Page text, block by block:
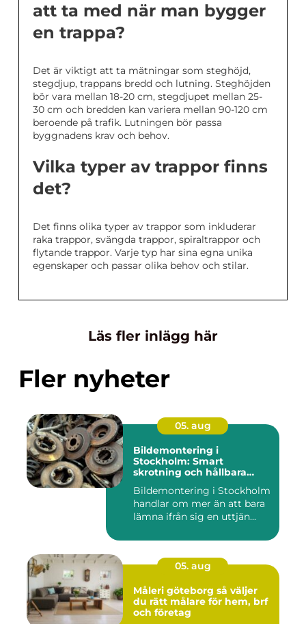
att ta med när man bygger
en trappa?
Det är viktigt att ta mätningar som steghöjd,
stegdjup, trappans bredd och lutning. Steghöjden
bör vara mellan 18-20 cm, stegdjupet mellan 25-
30 cm och bredden kan variera mellan 90-120 cm
beroende på trafik. Lutningen bör passa
byggnadens krav och behov.
Vilka typer av trappor finns
det?
Det finns olika typer av trappor som inkluderar
raka trappor, svängda trappor, spiraltrappor och
flytande trappor. Varje typ har sina egna unika
egenskaper och passar olika behov och stilar.
Läs fler inlägg här
Fler nyheter
05. aug
Bildemontering i
Stockholm: Smart
skrotning och hållbara
Bildemontering i Stockholm
handlar om mer än att bara
lämna ifrån sig en uttjän...
05. aug
Måleri göteborg så väljer
du rätt målare för hem, brf
och företag